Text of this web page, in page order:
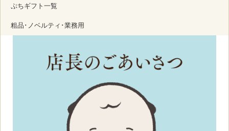
ぷちギフト一覧
粗品･ノベルティ･業務用